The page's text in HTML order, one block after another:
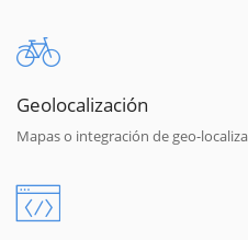
Geolocalización
Mapas o integración de geo-